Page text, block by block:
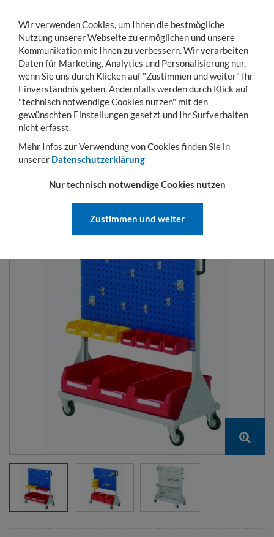
Toggle
navigation
MENÜ KONTO WARENKORB
Sie sind hier: Betriebseinrichtung Ordnungssysteme
WERKSTATTWAGEN 1230 X 1000
Wir verwenden Cookies, um Ihnen die bestmögliche
Nutzung unserer Webseite zu ermöglichen und unsere
Kommunikation mit Ihnen zu verbessern. Wir verarbeiten
Daten für Marketing, Analytics und Personalisierung nur,
wenn Sie uns durch Klicken auf "Zustimmen und weiter" Ihr
Einverständnis geben. Andernfalls werden durch Klick auf
"technisch notwendige Cookies nutzen" mit den
gewünschten Einstellungen gesetzt und Ihr Surfverhalten
nicht erfasst.
Mehr Infos zur Verwendung von Cookies finden Sie in
unserer Datenschutzerklärung
Nur technisch notwendige Cookies nutzen
Zustimmen und weiter